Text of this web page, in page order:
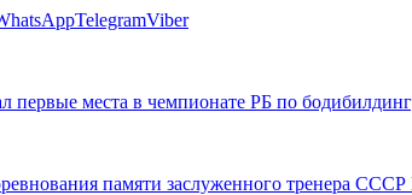
TelegramViber
первые места в чемпионате РБ по
памяти заслуженного тренера